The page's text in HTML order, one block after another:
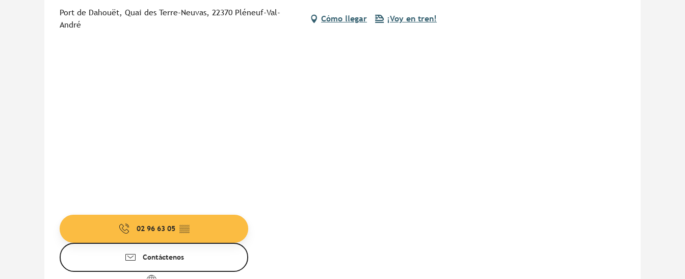
Port de Dahouët, Quai des Terre-Neuvas, 22370 Pléneuf-Val-
André
Cómo llegar ¡Voy en tren!
02 96 63 05 ▒▒
Contáctenos